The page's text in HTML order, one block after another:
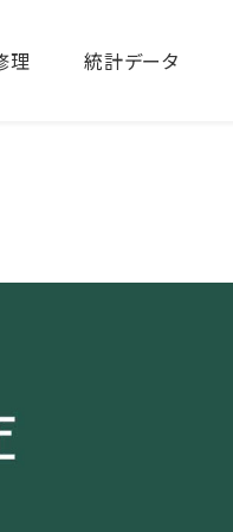
理 統計データ